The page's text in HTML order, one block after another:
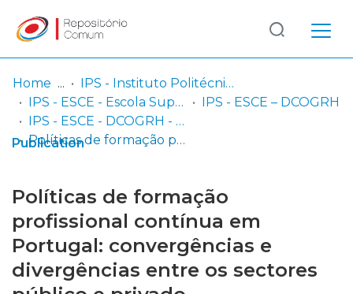
Communities
& Collections
Statistics
Log
In
(current)
Home
IPS - Instituto Politécnico de Setúbal
IPS - ESCE - Escola Superior de Ciências Empresariais
IPS - ESCE – DCOGRH
IPS - ESCE - DCOGRH - Capítulos em livros
Políticas de formação profissional contínua em Portugal: convergências e divergências entre os sectores público e privado
Publication
Políticas de formação
profissional contínua em
Portugal: convergências e
divergências entre os sectores